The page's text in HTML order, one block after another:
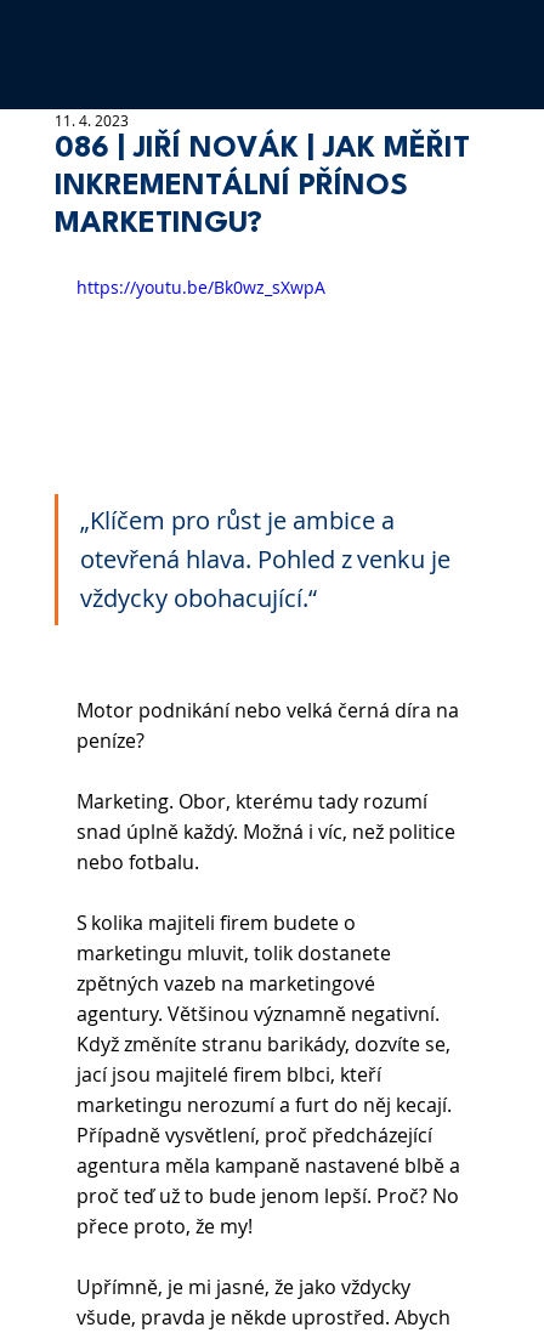
086 | JIŘÍ NOVÁK | JAK MĚŘIT
INKREMENTÁLNÍ PŘÍNOS
MARKETINGU?
11. 4. 2023
https://youtu.be/Bk0wz_sXwpA
„Klíčem pro růst je ambice a
otevřená hlava. Pohled z venku je
vždycky obohacující.“
Motor podnikání nebo velká černá díra na
peníze?
Marketing. Obor, kterému tady rozumí
snad úplně každý. Možná i víc, než politice
nebo fotbalu.
S kolika majiteli firem budete o
marketingu mluvit, tolik dostanete
zpětných vazeb na marketingové
agentury. Většinou významně negativní.
Když změníte stranu barikády, dozvíte se,
jací jsou majitelé firem blbci, kteří
marketingu nerozumí a furt do něj kecají.
Případně vysvětlení, proč předcházející
agentura měla kampaně nastavené blbě a
proč teď už to bude jenom lepší. Proč? No
přece proto, že my!
Upřímně, je mi jasné, že jako vždycky
všude, pravda je někde uprostřed. Abych